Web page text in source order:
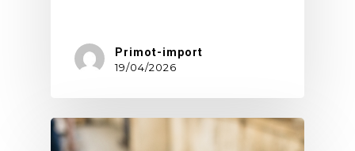
Primot-import
19/04/2026